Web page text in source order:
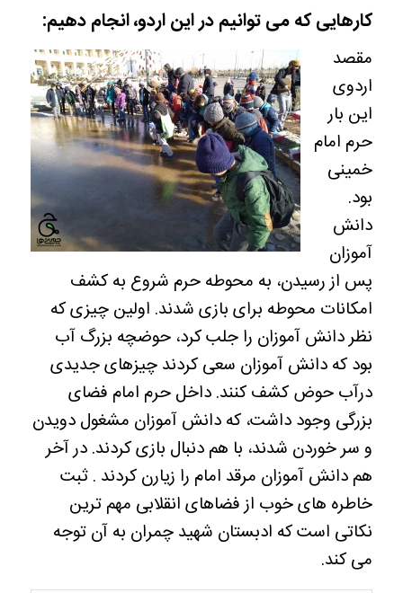
کارهایی که می توانیم در این اردو، انجام دهیم:
مقصد
اردوی
این بار
حرم امام
خمینی
بود.
دانش
آموزان
پس از رسیدن، به محوطه حرم شروع به کشف
امکانات محوطه برای بازی شدند. اولین چیزی که
نظر دانش آموزان را جلب کرد، حوضچه بزرگ آب
بود که دانش آموزان سعی کردند چیزهای جدیدی
درآب حوض کشف کنند. داخل حرم امام فضای
بزرگی وجود داشت، که دانش آموزان مشغول دویدن
و سر خوردن شدند، با هم دنبال بازی کردند. در آخر
هم دانش آموزان مرقد امام را زیارن کردند . ثبت
خاطره های خوب از فضاهای انقلابی مهم ترین
نکاتی است که ادبستان شهید چمران به آن توجه
می کند.